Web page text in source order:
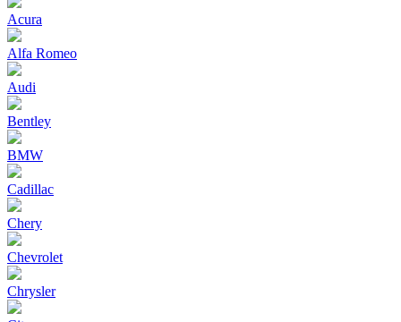
Acura
Alfa Romeo
Audi
Bentley
BMW
Cadillac
Chery
Chevrolet
Chrysler